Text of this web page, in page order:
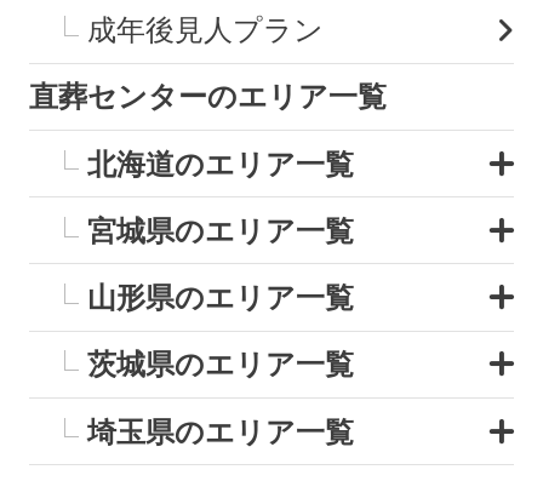
成年後見人プラン
直葬センターのエリア一覧
北海道のエリア一覧
宮城県のエリア一覧
山形県のエリア一覧
茨城県のエリア一覧
埼玉県のエリア一覧